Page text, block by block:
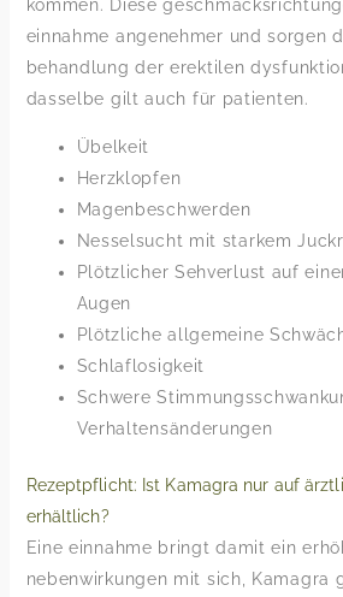
kommen. Diese
einnahme angenehmer und sorgen
behandlung der erektilen
dasselbe gilt auch für patienten.
Übelkeit
Herzklopfen
Magenbeschwerden
Nesselsucht mit starkem
Plötzlicher Sehverlust auf
Augen
Plötzliche allgemeine
Schlaflosigkeit
Schwere
Verhaltensänderungen
Rezeptpflicht: Ist Kamagra nur auf
erhältlich?
Eine einnahme bringt damit ein
nebenwirkungen mit sich, Kamagra